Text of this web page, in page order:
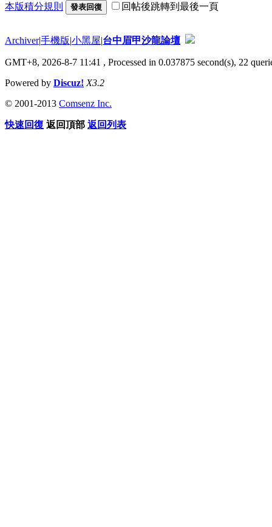
本版積分規則 發表回復 回帖後跳轉到最後一頁
Archiver|手機版|小黑屋|台中眉甲沙龍論壇
GMT+8, 2026-8-7 11:41 , Processed in 0.037875 second(s), 22
Powered by Discuz! X3.2
© 2001-2013 Comsenz Inc.
快速回復 返回頂部 返回列表